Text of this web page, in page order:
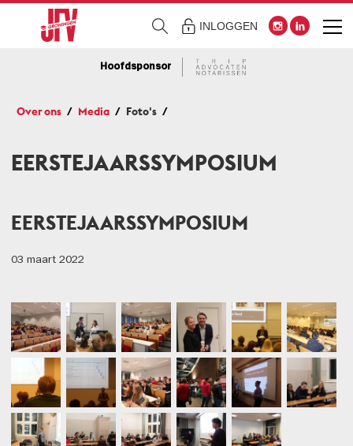
INLOGGEN
Hoofdsponsor
Over ons Media Foto's
EERSTEJAARSSYMPOSIUM
EERSTEJAARSSYMPOSIUM
03 maart 2022